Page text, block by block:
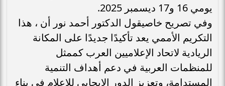
يومي 16 و17 ديسمبر 2025.
وفي تصريح خاصيقول الدكتور أحمد نور أن ، هذا
التكريم الأممي يعد تأكيدًا جديدًا على المكانة
الريادية لاتحاد الإعلاميين العرب كممثل
للمنظمات العربية في دعم أهداف التنمية
المستدامة، وتعزيز الدور الإيجابي للإعلام في بناء